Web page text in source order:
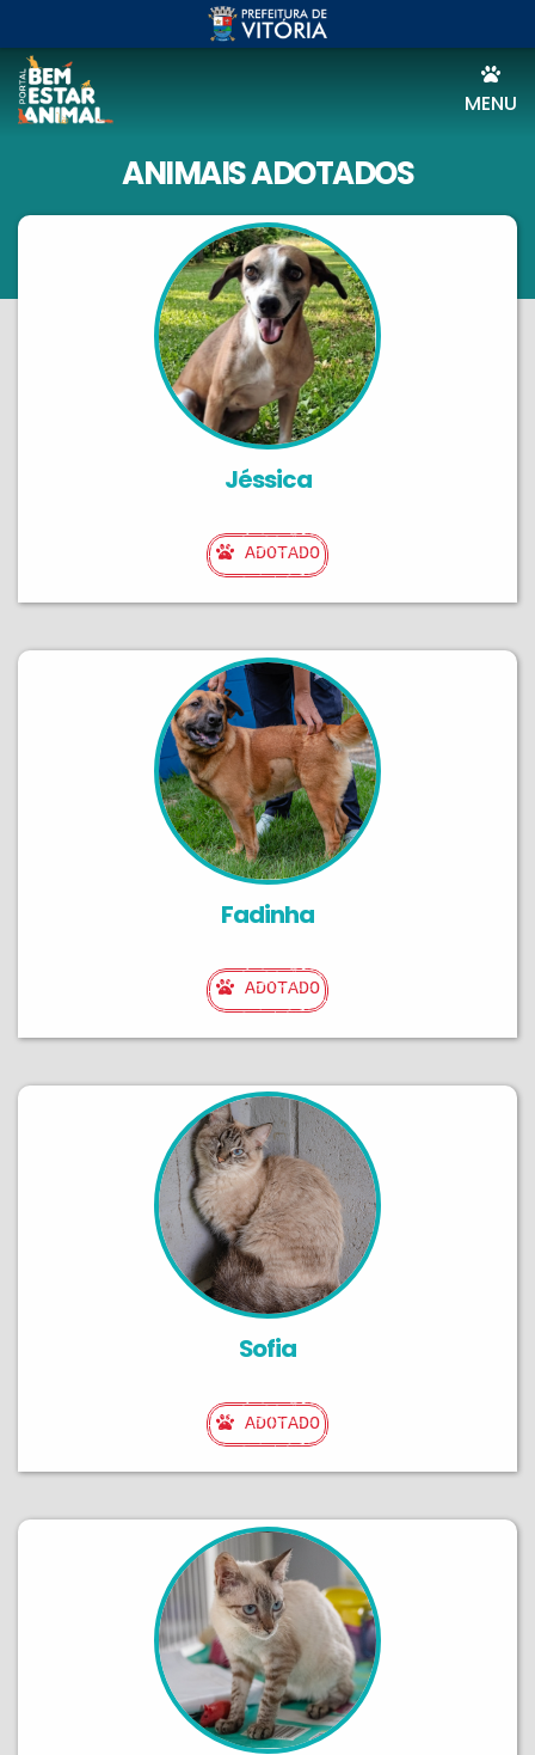
MENU
ANIMAIS ADOTADOS
Jéssica
ADOTADO
Fadinha
ADOTADO
Sofia
ADOTADO